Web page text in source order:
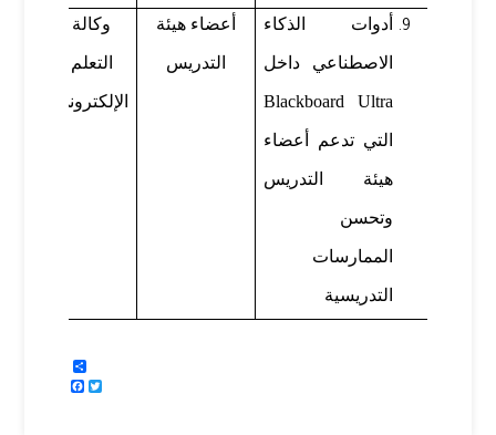
أدوات الذكاء
الاصطناعي داخل
Blackboard Ultra
التي تدعم أعضاء
هيئة التدريس
وتحسن
الممارسات
التدريسية
أعضاء هيئة
التدريس
وكالة
التعلم
الإلكتروني
Share
FacebookTwitter